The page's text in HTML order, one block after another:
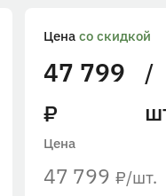
Цена
47 799 ₽/шт.
Ценасо скидкой
47 799
₽
/